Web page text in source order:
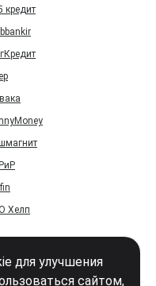
кредит
Хелп
для улучшения
сайтом,